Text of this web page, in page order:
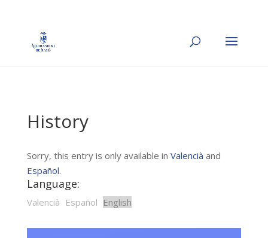
History
Sorry, this entry is only available in Valencià and
Español.
Language:
Valencià Español English